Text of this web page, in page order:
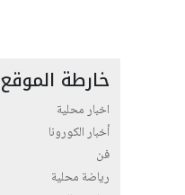
خارطة الموقع
اخبار محلية
أخبار الكورونا
فن
رياضة محلية